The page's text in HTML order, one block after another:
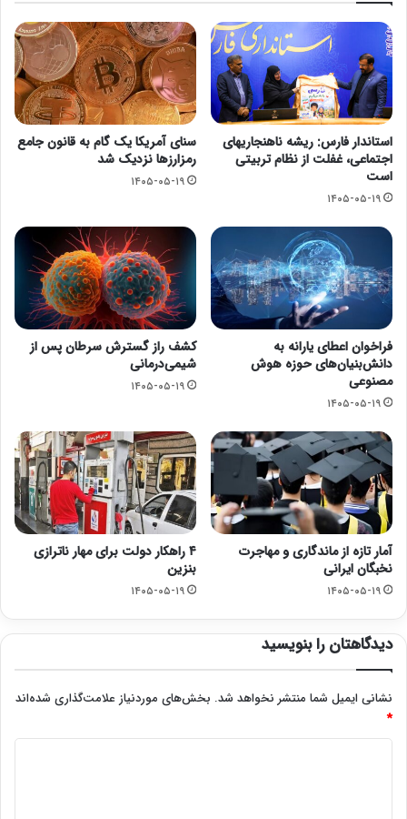
استاندار فارس: ریشه ناهنجاریهای
اجتماعی، غفلت از نظام تربیتی
است
۱۴۰۵-۰۵-۱۹
سنای آمریکا یک گام به قانون جامع
رمزارزها نزدیک شد
۱۴۰۵-۰۵-۱۹
فراخوان اعطای یارانه به
دانش‌بنیان‌های حوزه هوش
مصنوعی
۱۴۰۵-۰۵-۱۹
کشف راز گسترش سرطان پس از
شیمی‌درمانی
۱۴۰۵-۰۵-۱۹
آمار تازه از ماندگاری و مهاجرت
نخبگان ایرانی
۱۴۰۵-۰۵-۱۹
۴ راهکار دولت برای مهار ناترازی
بنزین
۱۴۰۵-۰۵-۱۹
دیدگاهتان را بنویسید
نشانی ایمیل شما منتشر نخواهد شد. بخش‌های موردنیاز علامت‌گذاری شده‌اند
*